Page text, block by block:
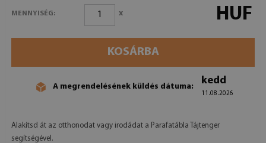
MENNYISÉG: x HUF
KOSÁRBA
A megrendelésének küldés dátuma:
kedd
11.08.2026
Alakítsd át az otthonodat vagy irodádat a Parafatábla Tájtenger
segítségével.